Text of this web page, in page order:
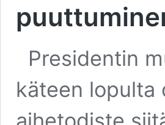
Presidentin
käteen lopulta